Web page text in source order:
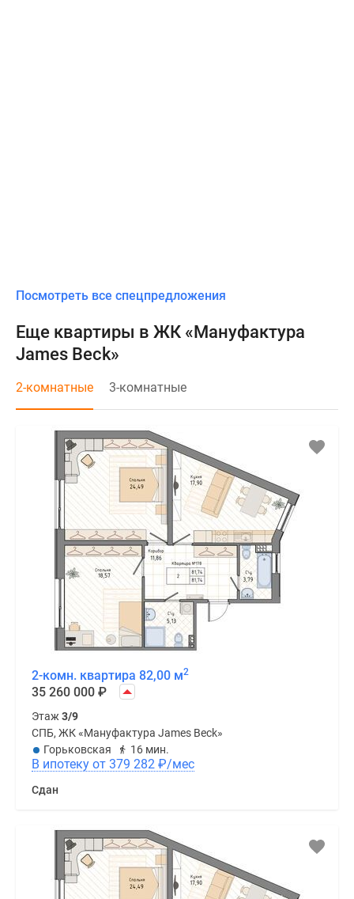
Посмотреть все спецпредложения
Еще квартиры в ЖК «Мануфактура
James Beck»
2-комнатные 3-комнатные
2-комн. квартира 82,00 м2
35 260 000 ₽
Этаж3/9
СПБ, ЖК «Мануфактура James Beck»
Горьковская
16 мин.
В ипотеку от 379 282 ₽/мес
Сдан